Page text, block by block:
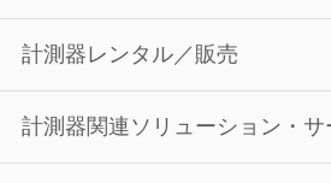
計測器レンタル／販売
計測器関連ソリューション・サ